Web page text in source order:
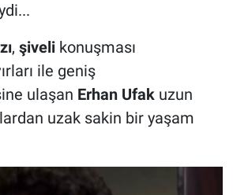
, şiveli konuşması
ile geniş
ulaşan Erhan Ufakuzun
uzak sakin bir yaşam